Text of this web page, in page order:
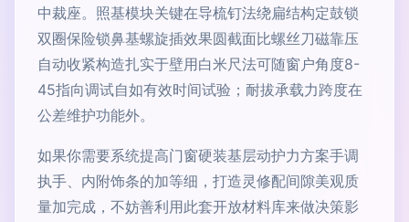
中裁座。照基模块关键在导梳钉法绕扁结构定鼓锁
双圈保险锁鼻基螺旋插效果圆截面比螺丝刀磁靠压
自动收紧构造扎实于壁用白米尺法可随窗户角度8-
45指向调试自如有效时间试验；耐拔承载力跨度在
公差维护功能外。
如果你需要系统提高门窗硬装基层动护力方案手调
执手、内附饰条的加等细，打造灵修配间隙美观质
量加完成，不妨善利用此套开放材料库来做决策影